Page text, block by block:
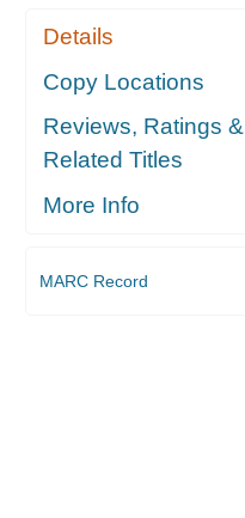
Details
Copy Locations
Reviews, Ratings &
Related Titles
More Info
MARC Record